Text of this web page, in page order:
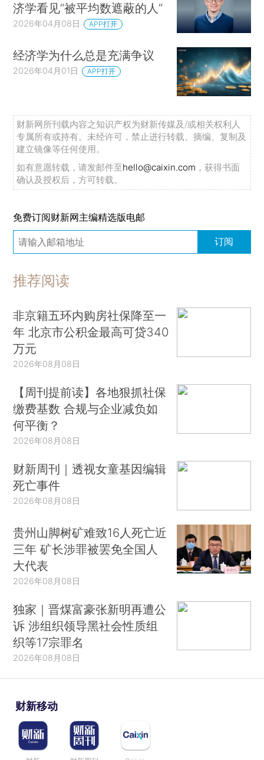
济学看见“被平均数遮蔽的人”
2026年04月08日 APP打开
经济学为什么总是充满争议
2026年04月01日 APP打开
财新网所刊载内容之知识产权为财新传媒及/或相关权利人
专属所有或持有。未经许可，禁止进行转载、摘编、复制及
建立镜像等任何使用。
如有意愿转载，请发邮件至hello@caixin.com ，获得书面
确认及授权后，方可转载。
免费订阅财新网主编精选版电邮
订阅
推荐阅读
非京籍五环内购房社保降至一
年 北京市公积金最高可贷340
万元
2026年08月08日
【周刊提前读】各地狠抓社保
缴费基数 合规与企业减负如
何平衡？
2026年08月08日
财新周刊｜透视女童基因编辑
死亡事件
2026年08月08日
贵州山脚树矿难致16人死亡近
三年 矿长涉罪被罢免全国人
大代表
2026年08月08日
独家｜晋煤富豪张新明再遭公
诉 涉组织领导黑社会性质组
织等17宗罪名
2026年08月08日
财新移动